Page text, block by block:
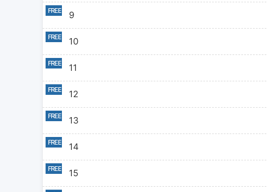
9
10
11
12
13
14
15